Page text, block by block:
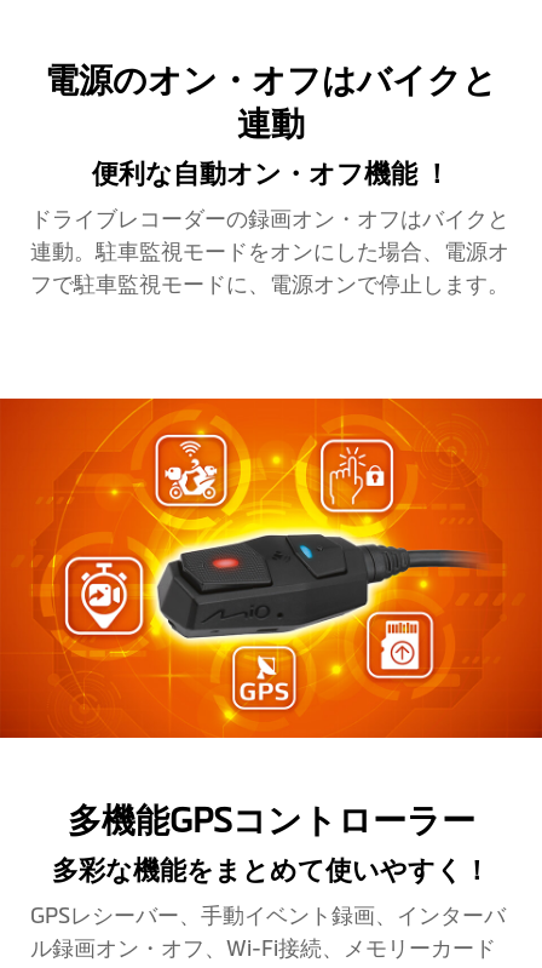
電源のオン・オフはバイクと
連動
便利な自動オン・オフ機能 ！
ドライブレコーダーの録画オン・オフはバイクと
連動。駐車監視モードをオンにした場合、電源オ
フで駐車監視モードに、電源オンで停止します。
多機能GPSコントローラー
多彩な機能をまとめて使いやすく！
GPSレシーバー、手動イベント録画、インターバ
ル録画オン・オフ、Wi-Fi接続、メモリーカード